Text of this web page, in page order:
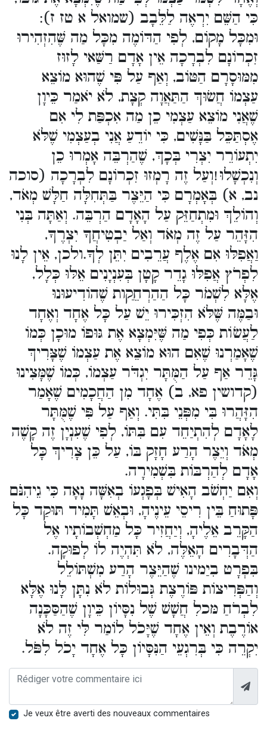
כִּי הַשֵּׁם יִרְאֶה לַלֵּבָב (שמואל א טז ז):
וּמִכָּל מָקוֹם, לְפִי הַדּוֹמֶה מִכָּל מַה שֶּׁהִזְהִירוּ
זִכְרוֹנָם לִבְרָכָה אֵין אָדָם רַשַּׁאי לָזוּז
מִמּוּסָרָם הַטּוֹב, וְאַף עַל פִּי שֶׁהוּא מוֹצֵא
עַצְמוֹ חֲשֹוּךְ הַתַּאֲוָה קְצָת, לֹא יֹאמַר כֵּיוָן
שֶׁאֲנִי מוֹצֵא עַצְמִי כֵן מַה אִכְפַּת לִי אִם
אֶסְתַּכֵּל בַּנָּשִׁים, כִּי יוֹדֵעַ אֲנִי בְעַצְמִי שֶׁלֹּא
יִתְעוֹרֵר יִצְרִי בְּכָךְ, שֶׁהַרְבֵּה אָמְרוּ כֵן
וְנִכְשָׁלוּ!וְעַל זֶה רָמְזוּ זִכְרוֹנָם לִבְרָכָה (סוכה
נב, א) בְּאָמְרָם כִּי הַיֵּצֶר בַּתְּחִלָּה חַלָּשׁ מְאֹד,
וְהוֹלֵךְ וּמִתְחַזֵּק עַל הָאָדָם הַרְבֵּה. וְאַתָּה בְּנִי
הִזָּהֵר עַל זֶה מְאֹד וְאַל יַבְטִיחֲךָ יִצְרֶךָ,
וַאֲפִלּוּ אִם אֶלֶף עֲרֵבִים יִתֵּן לְךָ.ולכן, אֵין לָנוּ
לִפְרֹץ אֲפִלּוּ גָדֵר קָטָן בְּעִנְיָנִים אֵלּוּ כְּלָל,
אֶלָּא לִשְׁמֹר כָּל הַהַרְחֵַקות שֶׁהוֹדִיעוּנוּ
וּבַמֶּה שֶּׁלֹּא הִזְכִּירוּ יֵשׁ עַל כָּל אֶחָד וְאֶחָד
לַעֲשֹוֹת כְּפִי מַה שֶּׁיִּמְצָא אֶת גּוּפוֹ מוּכָן כְּמוֹ
שֶׁאָמַרְנוּ שֶׁאִם הוּא מוֹצֵא אֶת עַצְמוֹ שֶׁצָּרִיךְ
גָּדֵר אַף עַל הַמֻּתָּר יִגְדֹּר עַצְמוֹ, כְּמוֹ שֶׁמָּצִינוּ
(קדושין פא, ב) אֶחָד מִן הַחֲכָמִים שֶׁאָמַר
הִזָּהֲרוּ בִּי מִפְּנֵי בִּתִּי. וְאַף עַל פִּי שֶׁמֻּתָּר
לָאָדָם לְהִתְיַחֵד עִם בִּתּוֹ, לְפִי שֶׁעִנְיָן זֶה קָשֶׁה
מְאֹד וְיֵצֶר הָרַע חָזָק בּוֹ, עַל כֵּן צָרִיךְ כָּל
אָדָם לְהַרְבּוֹת בִּשְׁמִירָה.
וְאִם יַחְשֹׁב הָאִישׁ בְּפָגְעוֹ בְאִשָּׁה נָאָה כִּי גֵיהִנֹּם
פָּתוּחַ בֵּין רִיסֵי עֵינֶיהָ, וּבְאֵשׁ תָּמִיד תּוּקַד כָּל
הַקָּרֵב אֵלֶיהָ, וְיַחֲזִיר כָּל מַחְשְׁבוֹתָיו אֶל
הַדְּבָרִים הָאֵלֶּה, לֹא תִּהְיֶה לוֹ לְפוּקָה.
בִּפְרָט בִיַמינו שֶׁהַיֵּצֶר הָרַע מִשְׁתּוֹלֵל
וְהַפְּרִיצוֹת פּוֹרֶצֶת גְּבוּלוֹת לֹא נִתָּן לָּנוּ אֶלָּא
לִבְרֹחַ מּכלִ חֲשָׁשׁ שֶׁל נִסָּיוֹן כֵּיוָן שֶׁהַסַּכָּנָה
אוֹרֶבֶת וְאֵין אֶחָד שֶׁיָּכֹל לוֹמַר לִּי זֶה לֹא
יִקְרֵה כִּי בְּרִגְעֵי הַנִּסָּיוֹן כָּל אֶחָד יָכֹל לִפֹּל.
Je veux être averti des nouveaux commentaires